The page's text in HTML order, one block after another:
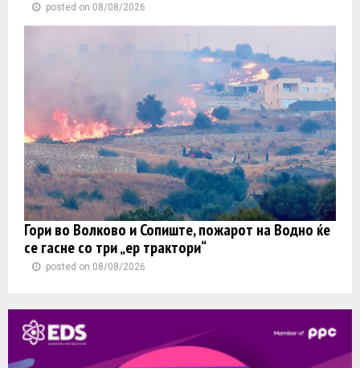
posted on 08/08/2026
Гори во Волково и Сопиште, пожарот на Водно ќе
се гасне со три „ер трактори“
posted on 08/08/2026